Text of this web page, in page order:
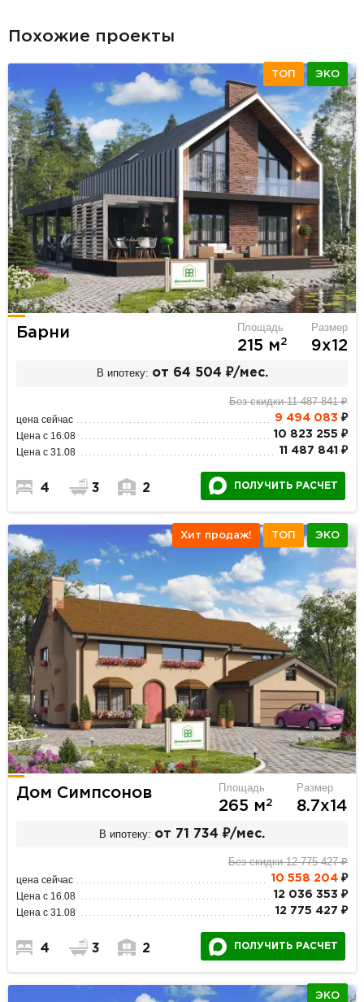
Похожие проекты
ТОП ЭКО
Барни Площадь
215 м2
Размер
9х12
В ипотеку: от 64 504 ₽/мес.
Без скидки 11 487 841 ₽
цена сейчас 9 494 083 ₽
Цена с 16.08 10 823 255 ₽
Цена с 31.08 11 487 841 ₽
4 3 2 ПОЛУЧИТЬ РАСЧЕТ
Хит продаж! ТОП ЭКО
Дом Симпсонов Площадь
265 м2
Размер
8.7х14
В ипотеку: от 71 734 ₽/мес.
Без скидки 12 775 427 ₽
цена сейчас 10 558 204₽
Цена с 16.08 12 036 353 ₽
Цена с 31.08 12 775 427 ₽
4 3 2 ПОЛУЧИТЬ РАСЧЕТ
ЭКО